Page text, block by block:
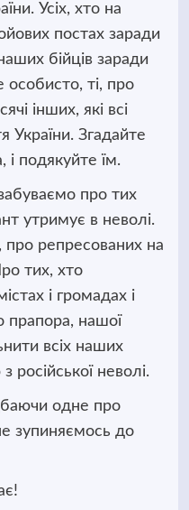
Усіх, хто на
постах заради
бійців заради
особисто, ті, про
інших, які всі
України. Згадайте
і подякуйте їм.
про тих
утримує в неволі.
про репресованих на
тих, хто
і громадах і
прапора, нашої
всіх наших
неволі.
одне про
зупиняємось до